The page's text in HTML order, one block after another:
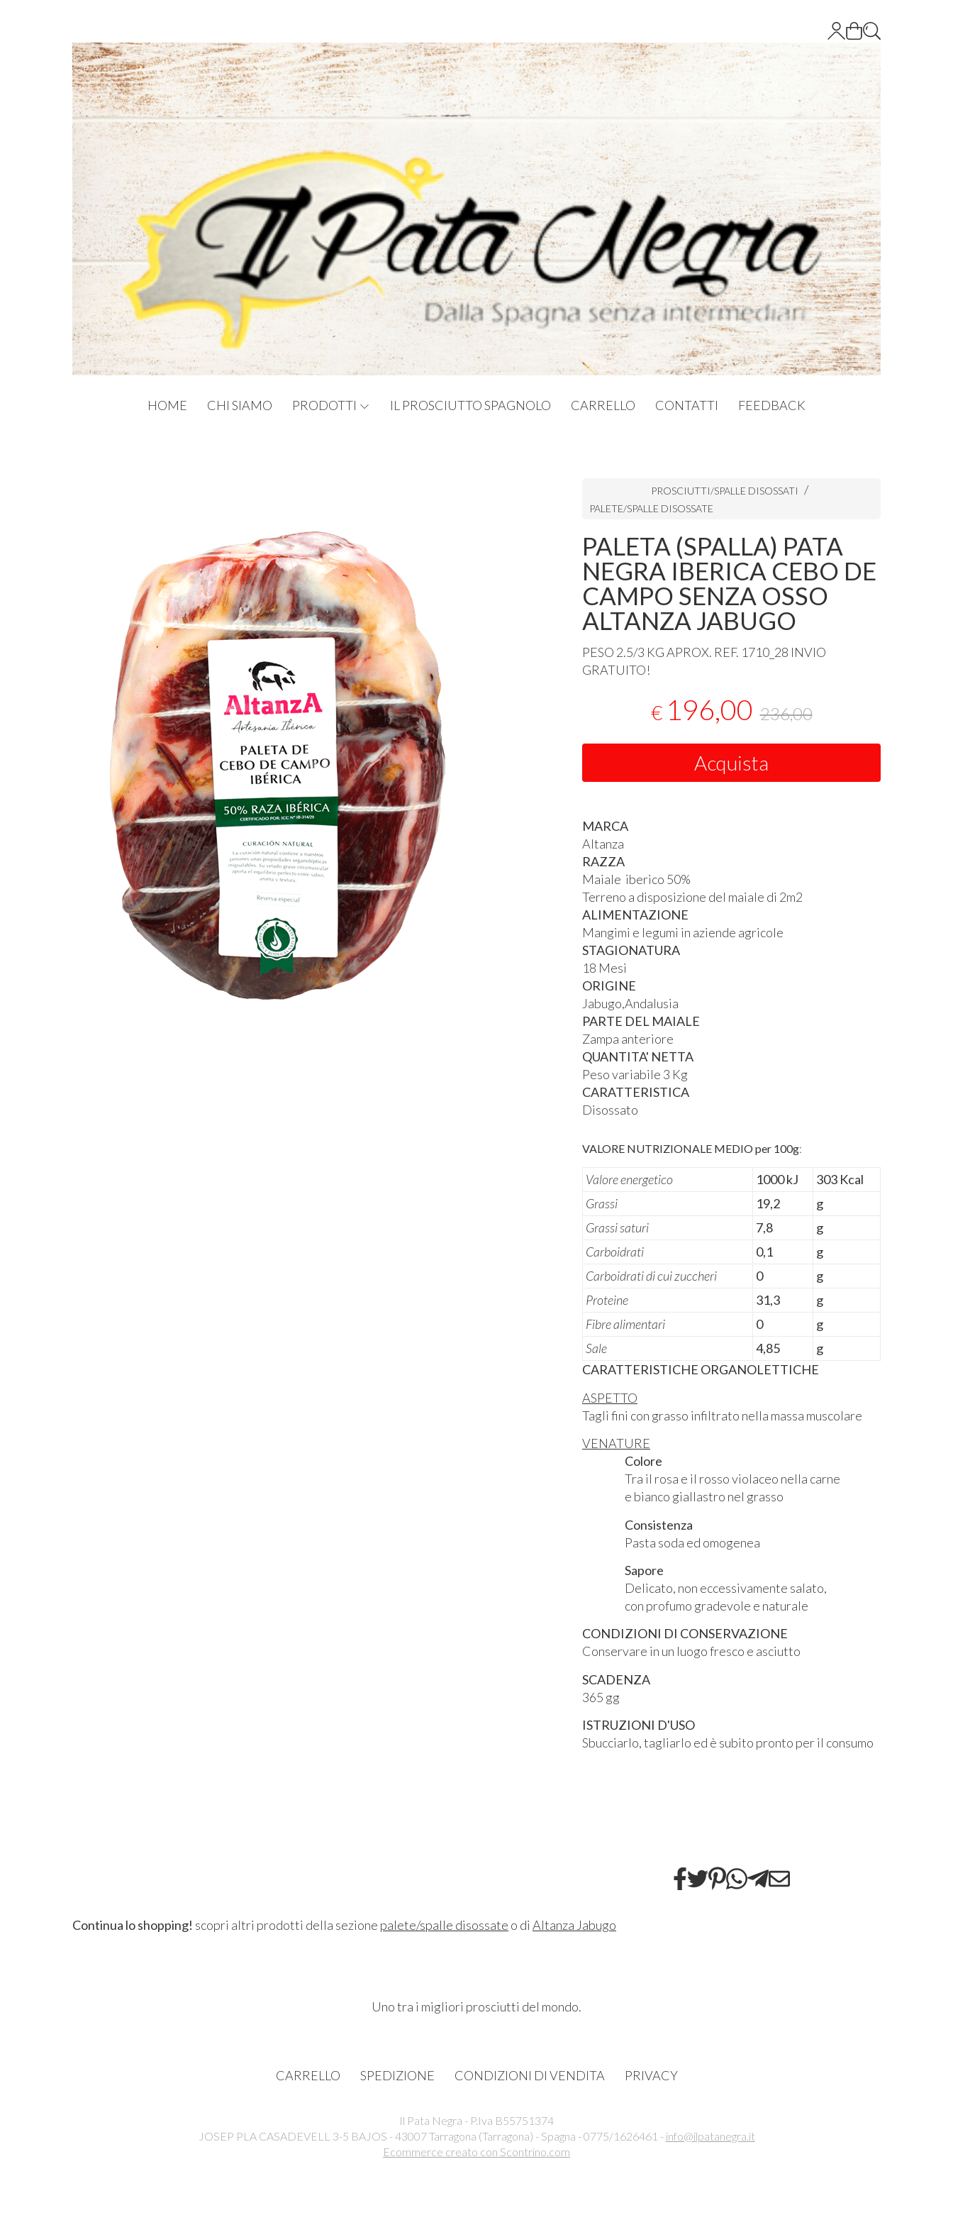
HOME CHI SIAMO PRODOTTI IL PROSCIUTTO SPAGNOLO CARRELLO CONTATTI FEEDBACK
PROSCIUTTI/SPALLE DISOSSATI
PALETE/SPALLE DISOSSATE
PALETA (SPALLA) PATA
NEGRA IBERICA CEBO DE
CAMPO SENZA OSSO
ALTANZA JABUGO
PESO 2.5/3 KGAPROX. REF. 1710_28 INVIO
GRATUITO!
€ 196,00 236,00
Acquista
MARCA
Altanza
RAZZA
Maiale iberico 50%
Terreno a disposizione del maiale di 2m2
ALIMENTAZIONE
Mangimi e legumi in aziende agricole
STAGIONATURA
18 Mesi
ORIGINE
Jabugo,Andalusia
PARTE DEL MAIALE
Zampa anteriore
QUANTITA' NETTA
Peso variabile 3 Kg
CARATTERISTICA
Disossato
VALORE NUTRIZIONALE MEDIO per 100g:
Valore energetico 1000 kJ
303 Kcal
Grassi
19,2
g
Grassi saturi
7,8
g
Carboidrati
0,1
g
Carboidrati di cui zuccheri
0
g
Proteine
31,3
g
Fibre alimentari
0
g
Sale
4,85
g
CARATTERISTICHE ORGANOLETTICHE
ASPETTO
Tagli fini con grasso infiltrato nella massa muscolare
VENATURE
Colore
Tra il rosa e il rosso violaceo nella carne
e bianco giallastro nel grasso
Consistenza
Pasta soda ed omogenea
Sapore
Delicato, non eccessivamente salato,
con profumo gradevole e naturale
CONDIZIONI DI CONSERVAZIONE
Conservare in un luogo fresco e asciutto
SCADENZA
365 gg
ISTRUZIONI D'USO
Sbucciarlo, tagliarlo ed è subito pronto per il consumo
Continua lo shopping! scopri altri prodotti della sezione palete/spalle disossate o di Altanza Jabugo
Uno tra i migliori prosciutti del mondo.
CARRELLO SPEDIZIONE CONDIZIONI DI VENDITA PRIVACY
Il Pata Negra - P.Iva B55751374
JOSEP PLA CASADEVELL 3-5 BAJOS - 43007 Tarragona (Tarragona) - Spagna - 0775/1626461 - info@ilpatanegra.it
Ecommerce creato con Scontrino.com